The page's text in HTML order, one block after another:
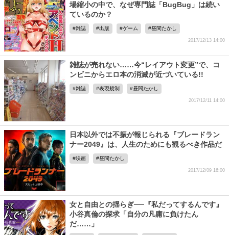
場縮小の中で、なぜ専門誌「BugBug」は続い
ているのか？
雑誌 出版 ゲーム 昼間たかし
2017/12/13 14:00
雑誌が売れない……今“レイアウト変更”で、コ
ンビニからエロ本の消滅が近づいている!!
雑誌 表現規制 昼間たかし
2017/12/11 14:00
日本以外では不振が報じられる『ブレードラン
ナー2049』は、人生のためにも観るべき作品だ
映画 昼間たかし
2017/12/09 16:00
女と自由との揺らぎ──『私だってするんです』
小谷真倫の探求「自分の凡庸に負けたん
だ……」